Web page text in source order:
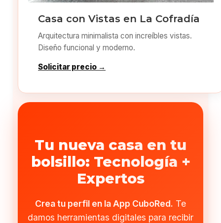
Casa con Vistas en La Cofradía
Arquitectura minimalista con increíbles vistas.
Diseño funcional y moderno.
Solicitar precio →
Tu nueva casa en tu
bolsillo: Tecnología +
Expertos
Crea tu perfil en la App CuboRed. Te
damos herramientas digitales para recibir